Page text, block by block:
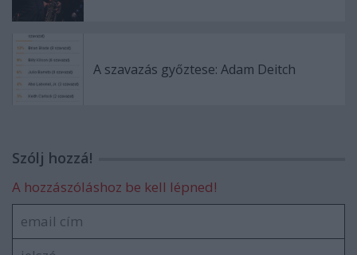
A szavazás győztese: Adam Deitch
Szólj hozzá!
A hozzászóláshoz be kell lépned!